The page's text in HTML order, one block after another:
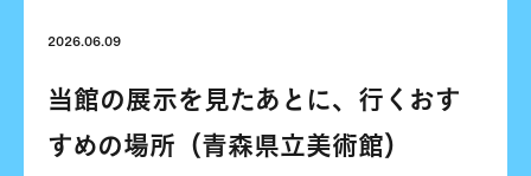
2026.06.09
当館の展示を見たあとに、行くおす
すめの場所（青森県立美術館）